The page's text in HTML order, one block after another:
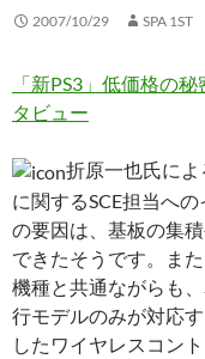
2007/10/29 SPA 1ST
「新PS3」低価格の
タビュー
折原一也氏によ
に関するSCE担当へ
の要因は、基板の集
できたそうです。ま
機種と共通ながらも
行モデルのみが対応
したワイヤレスコン